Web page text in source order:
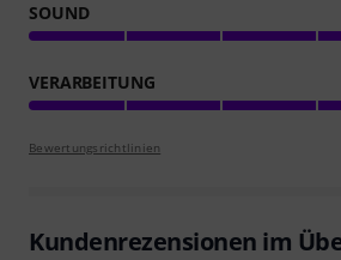
SOUND
VERARBEITUNG
Bewertungsrichtlinien
Kundenrezensionen im